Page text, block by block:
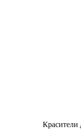
Красители